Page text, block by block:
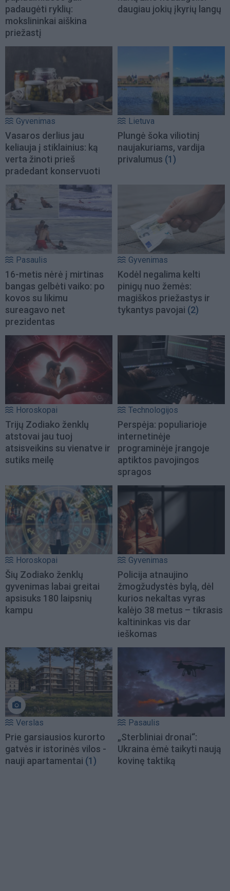
padaugėti ryklių:
mokslininkai aiškina
priežastį
daugiau jokių įkyrių langų
Gyvenimas
Vasaros derlius jau
keliauja į stiklainius: ką
verta žinoti prieš
pradedant konservuoti
Lietuva
Plungė šoka viliotinį
naujakuriams, vardija
privalumus (1)
Pasaulis
16-metis nėrė į mirtinas
bangas gelbėti vaiko: po
kovos su likimu
sureagavo net
prezidentas
Gyvenimas
Kodėl negalima kelti
pinigų nuo žemės:
magiškos priežastys ir
tykantys pavojai (2)
Horoskopai
Trijų Zodiako ženklų
atstovai jau tuoj
atsisveikins su vienatve ir
sutiks meilę
Technologijos
Perspėja: populiarioje
internetinėje
programinėje įrangoje
aptiktos pavojingos
spragos
Horoskopai
Šių Zodiako ženklų
gyvenimas labai greitai
apsisuks 180 laipsnių
kampu
Gyvenimas
Policija atnaujino
žmogžudystės bylą, dėl
kurios nekaltas vyras
kalėjo 38 metus – tikrasis
kaltininkas vis dar
ieškomas
Verslas
Prie garsiausios kurorto
gatvės ir istorinės vilos -
nauji apartamentai (1)
Pasaulis
„Sterbliniai dronai“:
Ukraina ėmė taikyti naują
kovinę taktiką